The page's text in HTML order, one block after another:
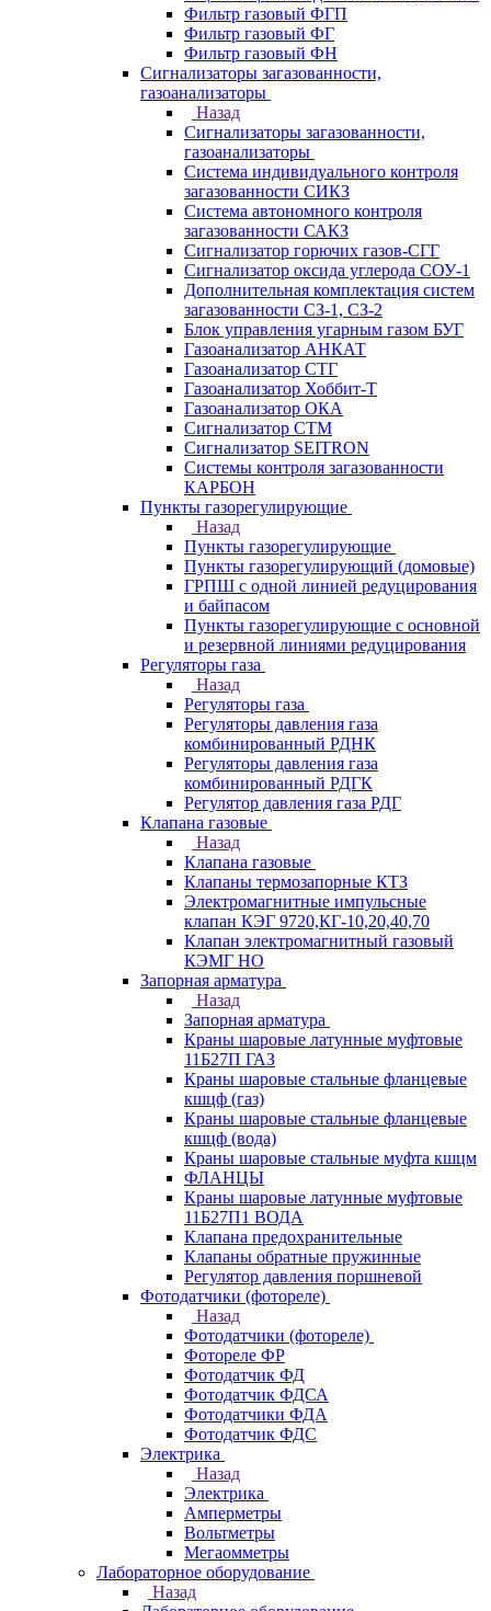
Фильтр газовый ФГП
Фильтр газовый ФГ
Фильтр газовый ФН
Сигнализаторы загазованности,
газоанализаторы
Назад
Сигнализаторы загазованности,
газоанализаторы
Система индивидуального контроля
загазованности СИКЗ
Система автономного контроля
загазованности САКЗ
Сигнализатор горючих газов-СГГ
Сигнализатор оксида углерода СОУ-1
Дополнительная комплектация систем
загазованности СЗ-1, СЗ-2
Блок управления угарным газом БУГ
Газоанализатор АНКАТ
Газоанализатор СТГ
Газоанализатор Хоббит-Т
Газоанализатор ОКА
Сигнализатор СТМ
Сигнализатор SEITRON
Системы контроля загазованности
КАРБОН
Пункты газорегулирующие
Назад
Пункты газорегулирующие
Пункты газорегулирующий (домовые)
ГРПШ с одной линией редуцирования
и байпасом
Пункты газорегулирующие с основной
и резервной линиями редуцирования
Регуляторы газа
Назад
Регуляторы газа
Регуляторы давления газа
комбинированный РДНК
Регуляторы давления газа
комбинированный РДГК
Регулятор давления газа РДГ
Клапана газовые
Назад
Клапана газовые
Клапаны термозапорные КТЗ
Электромагнитные импульсные
клапан КЭГ 9720,КГ-10,20,40,70
Клапан электромагнитный газовый
КЭМГ НО
Запорная арматура
Назад
Запорная арматура
Краны шаровые латунные муфтовые
11Б27П ГАЗ
Краны шаровые стальные фланцевые
кшцф (газ)
Краны шаровые стальные фланцевые
кшцф (вода)
Краны шаровые стальные муфта кшцм
ФЛАНЦЫ
Краны шаровые латунные муфтовые
11Б27П1 ВОДА
Клапана предохранительные
Клапаны обратные пружинные
Регулятор давления поршневой
Фотодатчики (фотореле)
Назад
Фотодатчики (фотореле)
Фотореле ФР
Фотодатчик ФД
Фотодатчик ФДСА
Фотодатчики ФДА
Фотодатчик ФДС
Электрика
Назад
Электрика
Амперметры
Вольтметры
Мегаомметры
Лабораторное оборудование
Назад